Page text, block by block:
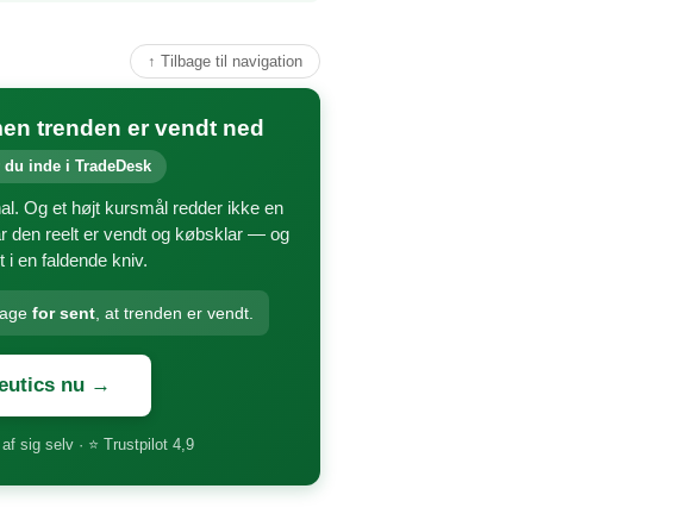
↑ Tilbage til navigation
trenden er vendt ned
inde i TradeDesk
Og et højt kursmål redder ikke en
den reelt er vendt og købsklar — og
i en faldende kniv.
for sent, at trenden er vendt.
nu →
sig selv · ⭐ Trustpilot 4,9